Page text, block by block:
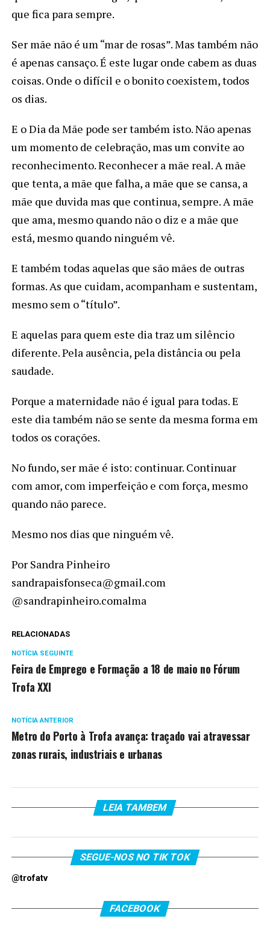
que fica para sempre.
Ser mãe não é um “mar de rosas”. Mas também não
é apenas cansaço. É este lugar onde cabem as duas
coisas. Onde o difícil e o bonito coexistem, todos
os dias.
E o Dia da Mãe pode ser também isto. Não apenas
um momento de celebração, mas um convite ao
reconhecimento. Reconhecer a mãe real. A mãe
que tenta, a mãe que falha, a mãe que se cansa, a
mãe que duvida mas que continua, sempre. A mãe
que ama, mesmo quando não o diz e a mãe que
está, mesmo quando ninguém vê.
E também todas aquelas que são mães de outras
formas. As que cuidam, acompanham e sustentam,
mesmo sem o “título”.
E aquelas para quem este dia traz um silêncio
diferente. Pela ausência, pela distância ou pela
saudade.
Porque a maternidade não é igual para todas. E
este dia também não se sente da mesma forma em
todos os corações.
No fundo, ser mãe é isto: continuar. Continuar
com amor, com imperfeição e com força, mesmo
quando não parece.
Mesmo nos dias que ninguém vê.
Por Sandra Pinheiro
sandrapaisfonseca@gmail.com
@sandrapinheiro.comalma
RELACIONADAS
NOTÍCIA SEGUINTE
Feira de Emprego e Formação a 18 de maio no Fórum
Trofa XXI
NOTÍCIA ANTERIOR
Metro do Porto à Trofa avança: traçado vai atravessar
zonas rurais, industriais e urbanas
LEIA TAMBEM
SEGUE-NOS NO TIK TOK
@trofatv
FACEBOOK